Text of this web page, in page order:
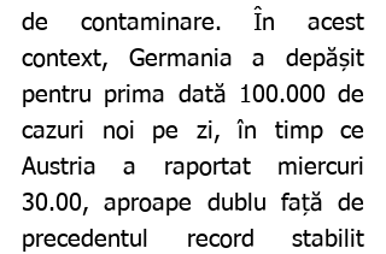
de contaminare. În acest
context, Germania a depășit
pentru prima dată 100.000 de
cazuri noi pe zi, în timp ce
Austria a raportat miercuri
30.00, aproape dublu față de
precedentul record stabilit